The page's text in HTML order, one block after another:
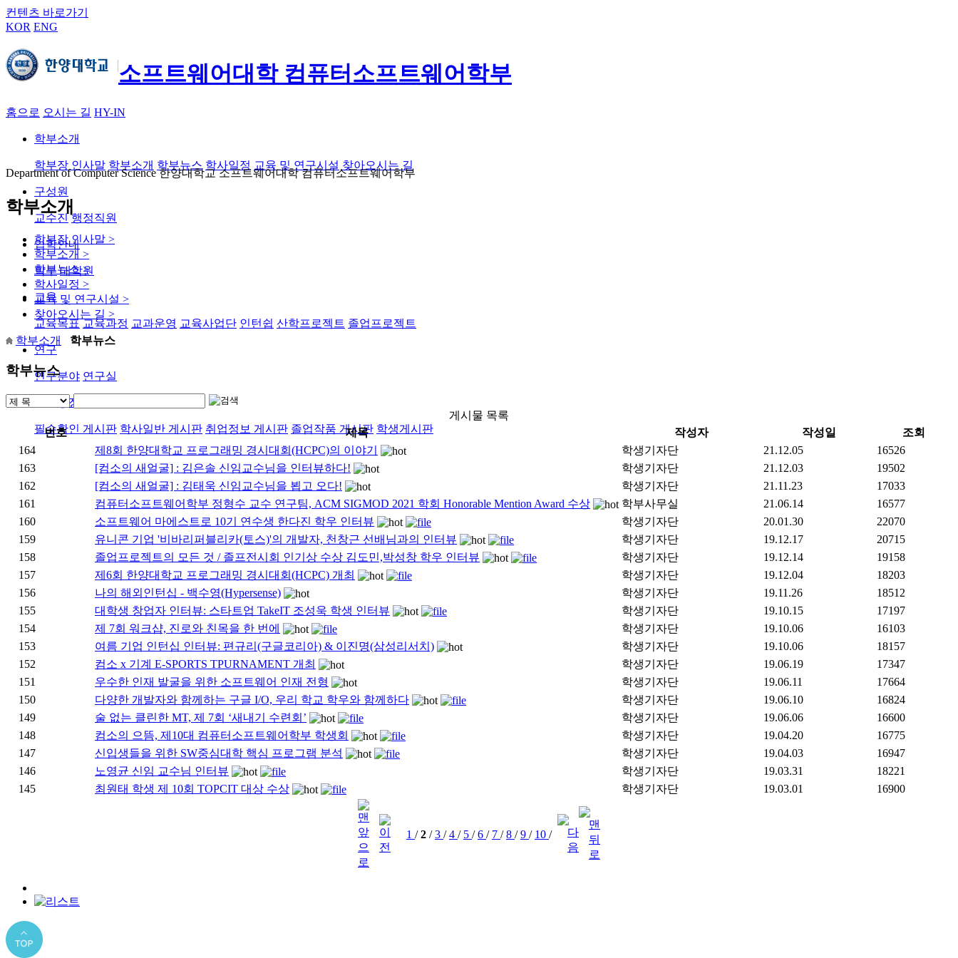
컨텐츠 바로가기
KOR ENG
소프트웨어대학 컴퓨터소프트웨어학부
홈으로 오시는 길 HY-IN
학부소개
학부장 인사말 학부소개 학부뉴스 학사일정 교육 및 연구시설 찾아오시는 길
구성원
교수진 행정직원
입학안내
학부 대학원
교육
교육목표 교육과정 교과운영 교육사업단 인턴쉽 산학프로젝트 졸업프로젝트
연구
연구분야 연구실
열린광장
필수확인 게시판 학사일반 게시판 취업정보 게시판 졸업작품 게시판 학생게시판
Department of Computer Science 한양대학교 소프트웨어대학 컴퓨터소프트웨어학부
학부소개
학부장 인사말 >
학부소개 >
학부뉴스>
학사일정 >
교육 및 연구시설 >
찾아오시는 길 >
학부소개 학부뉴스
학부뉴스
게시물 목록
번호
제목 작성자 작성일
조회
164
제8회 한양대학교 프로그래밍 경시대회(HCPC)의 이야기 학생기자단 21.12.05
16526
163
[컴소의 새얼굴] : 김은솔 신임교수님을 인터뷰하다! 학생기자단 21.12.03
19502
162
[컴소의 새얼굴] : 김태욱 신임교수님을 뵙고 오다! 학생기자단 21.11.23
17033
161
컴퓨터소프트웨어학부 정형수 교수 연구팀, ACM SIGMOD 2021 학회 Honorable Mention Award 수상 학부사무실 21.06.14
16577
160
소프트웨어 마에스트로 10기 연수생 한다진 학우 인터뷰 학생기자단 20.01.30
22070
159
유니콘 기업 '비바리퍼블리카(토스)'의 개발자, 천창근 선배님과의 인터뷰 학생기자단 19.12.17
20715
158
졸업프로젝트의 모든 것 / 졸프전시회 인기상 수상 김도민,박성창 학우 인터뷰 학생기자단 19.12.14
19158
157
제6회 한양대학교 프로그래밍 경시대회(HCPC) 개최 학생기자단 19.12.04
18203
156
나의 해외인턴십 - 백수영(Hypersense) 학생기자단 19.11.26
18512
155
대학생 창업자 인터뷰: 스타트업 TakeIT 조성욱 학생 인터뷰 학생기자단 19.10.15
17197
154
제 7회 워크샵, 진로와 친목을 한 번에 학생기자단 19.10.06
16103
153
여름 기업 인턴십 인터뷰: 편규리(구글코리아) & 이진명(삼성리서치) 학생기자단 19.10.06
18157
152
컴소 x 기계 E-SPORTS TPURNAMENT 개최 학생기자단 19.06.19
17347
151
우수한 인재 발굴을 위한 소프트웨어 인재 전형 학생기자단 19.06.11
17664
150
다양한 개발자와 함께하는 구글 I/O, 우리 학교 학우와 함께하다 학생기자단 19.06.10
16824
149
술 없는 클린한 MT, 제 7회 ‘새내기 수련회’ 학생기자단 19.06.06
16600
148
컴소의 으뜸, 제10대 컴퓨터소프트웨어학부 학생회 학생기자단 19.04.20
16775
147
신입생들을 위한 SW중심대학 핵심 프로그램 분석 학생기자단 19.04.03
16947
146
노영균 신임 교수님 인터뷰 학생기자단 19.03.31
18221
145
최원태 학생 제 10회 TOPCIT 대상 수상 학생기자단 19.03.01 16900
1 /2 /3 /4 / 5 /6 / 7 /8 /9 / 10 /